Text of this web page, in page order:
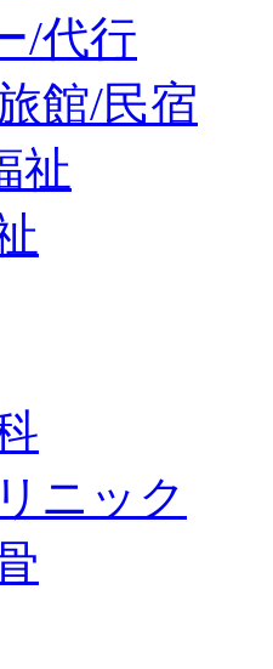
/代行
館/民宿
祉
ニック